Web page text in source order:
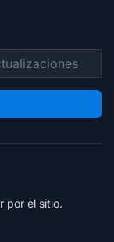
por el sitio.